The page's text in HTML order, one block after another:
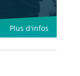
Plus d'infos